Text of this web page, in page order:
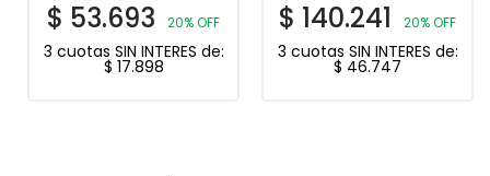
$ 53.693 20% OFF
3 cuotas SIN INTERES de:
$ 17.898
$ 140.241 20% OFF
3 cuotas SIN INTERES de:
$ 46.747